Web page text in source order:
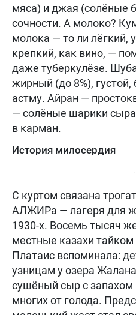
мяса) и джая (солёные
сочности. А молоко?
молока — то ли лёгкий,
крепкий, как вино, —
даже туберкулёзе.
жирный (до 8%),
астму. Айран —
— солёные шарики
в карман.
История милосердия
С куртом связана
АЛЖИРа — лагеря для
1930-х. Восемь тысяч
местные казахи тайком
Платаис вспоминала:
узницам у озера
сушёный сыр с запахом
многих от голода.